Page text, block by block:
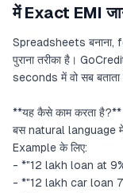
में Exact EMI
Spreadsheets बनाना,
पुराना तरीका है।
seconds में वो सब
**यह कैसे काम करता है?**
बस natural language में
Example के लिए:
- *"12 lakh loan at
- *"12 lakh car loan